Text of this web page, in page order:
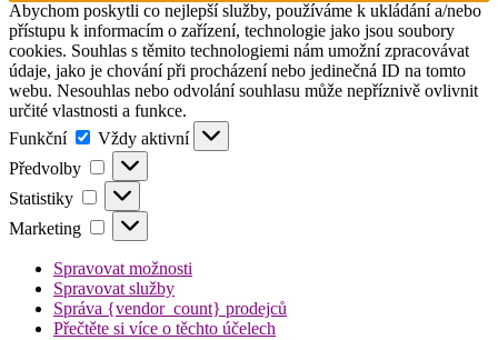
Abychom poskytli co nejlepší služby, používáme k ukládání a/nebo
přístupu k informacím o zařízení, technologie jako jsou soubory
cookies. Souhlas s těmito technologiemi nám umožní zpracovávat
údaje, jako je chování při procházení nebo jedinečná ID na tomto
webu. Nesouhlas nebo odvolání souhlasu může nepříznivě ovlivnit
určité vlastnosti a funkce.
Funkční
Funkční
Vždy aktivní
Předvolby
Předvolby
Statistiky Statistiky
Marketing Marketing
Spravovat možnosti
Spravovat služby
Správa {vendor_count} prodejců
Přečtěte si více o těchto účelech